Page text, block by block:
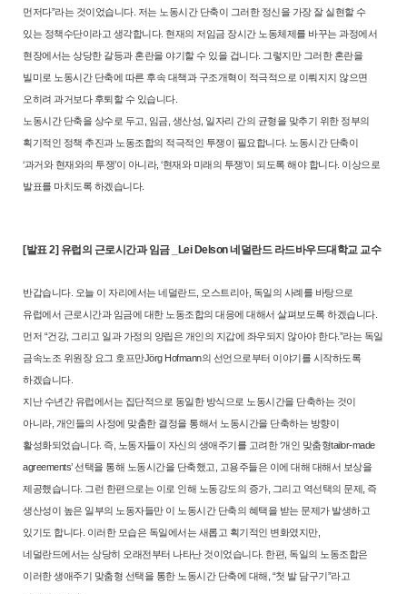
먼저다”라는 것이었습니다. 저는 노동시간 단축이 그러한 정신을 가장 잘 실현할 수
있는 정책수단이라고 생각합니다. 현재의 저임금 장시간 노동체제를 바꾸는 과정에서
현장에서는 상당한 갈등과 혼란을 야기할 수 있을 겁니다. 그렇지만 그러한 혼란을
빌미로 노동시간 단축에 따른 후속 대책과 구조개혁이 적극적으로 이뤄지지 않으면
오히려 과거보다 후퇴할 수 있습니다.
노동시간 단축을 상수로 두고, 임금, 생산성, 일자리 간의 균형을 맞추기 위한 정부의
획기적인 정책 추진과 노동조합의 적극적인 투쟁이 필요합니다. 노동시간 단축이
‘과거와 현재와의 투쟁’이 아니라, ‘현재와 미래의 투쟁’이 되도록 해야 합니다. 이상으로
발표를 마치도록 하겠습니다.
[발표 2] 유럽의 근로시간과 임금 _Lei Delson 네덜란드 라드바우드대학교 교수
반갑습니다. 오늘 이 자리에서는 네덜란드, 오스트리아, 독일의 사례를 바탕으로
유럽에서 근로시간과 임금에 대한 노동조합의 대응에 대해서 살펴보 도록 하겠습니다.
먼저 “건강, 그리고 일과 가정의 양립은 개인의 지갑에 좌우되지 않아야 한다.”라는 독일
금속노조 위원장 요그 호프만Jörg Hofmann의 선언으로부터 이야기를 시작하도록
하겠습니다.
지난 수년간 유럽에서는 집단적으로 동일한 방식으로 노동시간을 단축하는 것이
아니라, 개인들의 사정에 맞춤한 결정을 통해서 노동시간을 단축하는 방향이
활성화되었습니다. 즉, 노동자들이 자신의 생애주기를 고려한 ‘개인 맞춤형tailor-made
agreements’ 선택을 통해 노동시간을 단축했고, 고용주들은 이에 대해 대해서 보상을
제공했습니다. 그런 한편으로는 이로 인해 노동강도의 증가, 그리고 역선택의 문제, 즉
생산성이 높은 일부의 노동자들만 이 노동시간 단축의 혜택을 받는 문제가 발생하고
있기도 합니다. 이러한 모습은 독일에서는 새롭고 획기적인 변화였지만,
네덜란드에서는 상당히 오래전부터 나타난 것이었습니다. 한편, 독일의 노동조합은
이러한 생애주기 맞춤형 선택을 통한 노동시간 단축에 대해, “첫 발 담구기”라고